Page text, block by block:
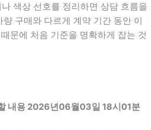
색상 선호를 정리하면 상담 흐름을
구매와 다르게 계약 기간 동안 이
문에 처음 기준을 명확하게 잡는 것
내용 2026년06월03일 18시01분